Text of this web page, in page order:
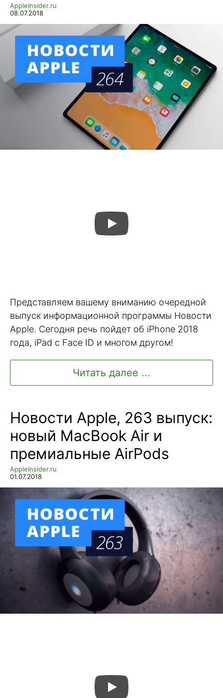
AppleInsider.ru
08.07.2018
Представляем вашему вниманию очередной
выпуск информационной программы Новости
Apple. Сегодня речь пойдет об iPhone 2018
года, iPad с Face ID и многом другом!
Читать далее ...
Новости Apple, 263 выпуск:
новый MacBook Air и
премиальные AirPods
AppleInsider.ru
01.07.2018